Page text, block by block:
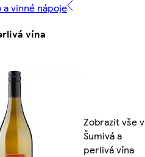
a vinné nápoje
vína
Zobrazit vše v
Šumivá a
perlivá vína